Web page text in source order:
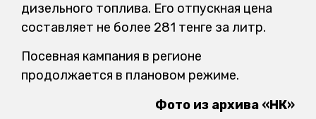
дизельного топлива. Его отпускная цена
составляет не более 281 тенге за литр.
Посевная кампания в регионе
продолжается в плановом режиме.
Фото из архива «НК»